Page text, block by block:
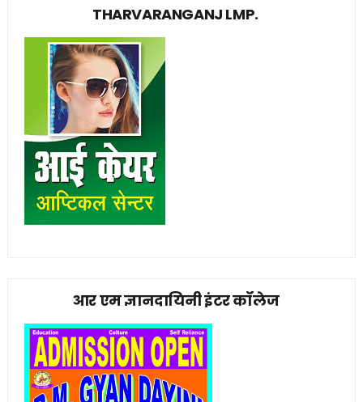
THARVARANGANJ LMP.
आर एम ज्ञानदायिनी इंटर कॉलेज